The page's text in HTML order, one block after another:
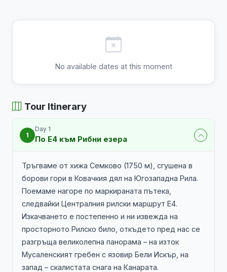
No available dates at this moment
Tour Itinerary
1
Day 1
По Е4 към Рибни езера
Тръгваме от хижа Семково (1750 м), сгушена в
борови гори в Ковачкия дял на Югозападна Рила.
Поемаме нагоре по маркираната пътека,
следвайки Централния рилски маршрут Е4.
Изкачването е постепенно и ни извежда на
просторното Рилско било, откъдето пред нас се
разгръща великолепна панорама – на изток
Мусаленският гребен с язовир Бели Искър, на
запад – скалистата снага на Канарата.